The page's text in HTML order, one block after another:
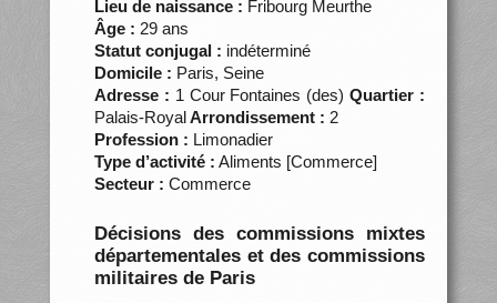
Lieu de naissance : Fribourg Meurthe
Âge : 29 ans
Statut conjugal : indéterminé
Domicile : Paris, Seine
Adresse : 1 Cour Fontaines (des)Quartier :
Palais-RoyalArrondissement : 2
Profession : Limonadier
Type d’activité : Aliments [Commerce]
Secteur : Commerce
Décisions des commissions mixtes
départementales et des commissions
militaires de Paris